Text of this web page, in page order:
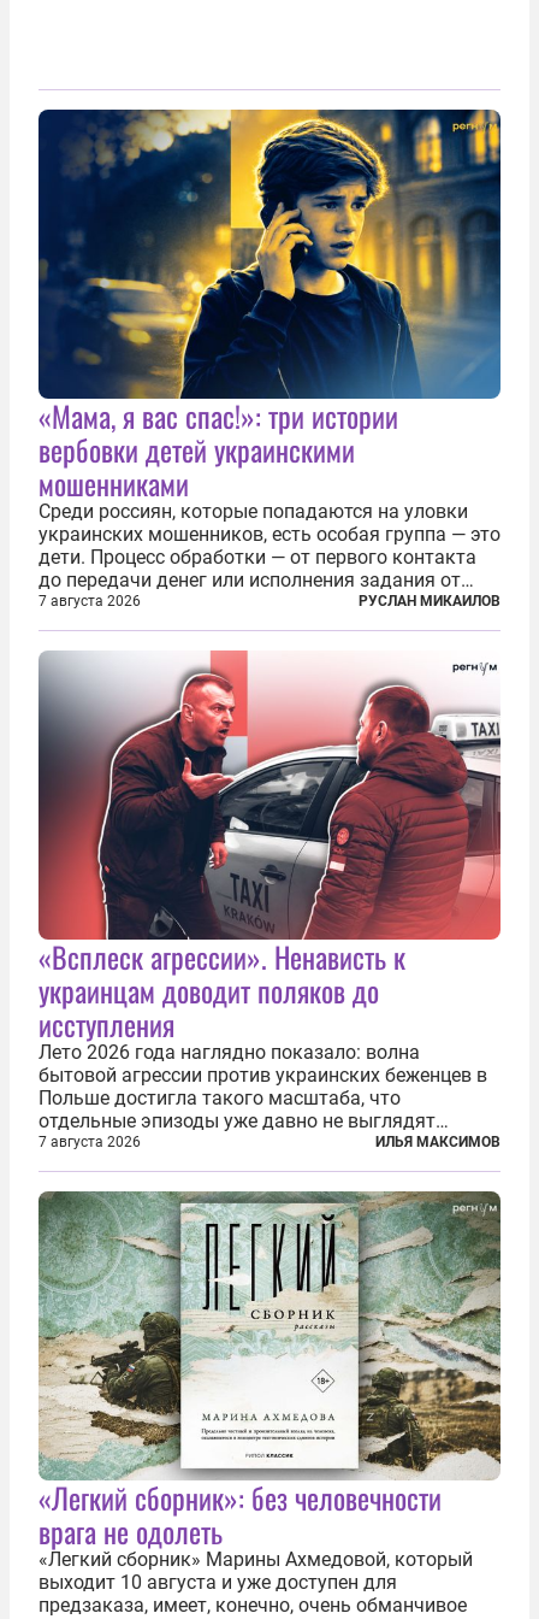
«Мама, я вас спас!»: три истории
вербовки детей украинскими
мошенниками
Среди россиян, которые попадаются на уловки
украинских мошенников, есть особая группа — это
дети. Процесс обработки — от первого контакта
до передачи денег или исполнения задания от
кураторов может занять от двух часов до
нескольких месяцев. Детей превращают в
послушных исполнителей, которые...
7 августа 2026 РУСЛАН МИКАИЛОВ
«Всплеск агрессии». Ненависть к
украинцам доводит поляков до
исступления
Лето 2026 года наглядно показало: волна
бытовой агрессии против украинских беженцев в
Польше достигла такого масштаба, что
отдельные эпизоды уже давно не выглядят
случайными. Поляки, судя по происходящему,
буквально теряют рассудок от ненависти к
украинским беженцам, и каждый новый случай
по-своему...
7 августа 2026 ИЛЬЯ МАКСИМОВ
«Легкий сборник»: без человечности
врага не одолеть
«Легкий сборник» Марины Ахмедовой, который
выходит 10 августа и уже доступен для
предзаказа, имеет, конечно, очень обманчивое